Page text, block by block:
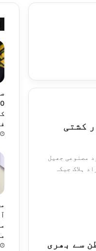
کشتی
مصنوعی جھیل
کشتی الٹنے سے 26 افراد ہلاک جبکہ
سے بھری